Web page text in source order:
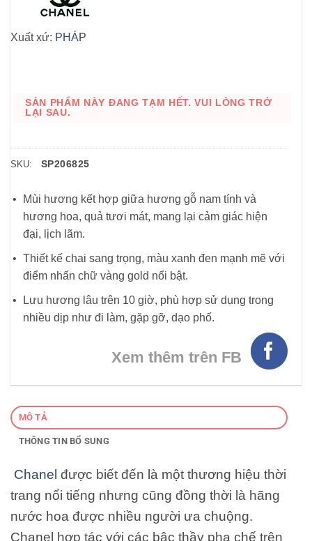
Xuất xứ: PHÁP
SẢN PHẨM NÀY ĐANG TẠM HẾT. VUI LÒNG TRỞ
LẠI SAU.
SKU: SP206825
Mùi hương kết hợp giữa hương gỗ nam tính và
hương hoa, quả tươi mát, mang lại cảm giác hiện
đại, lịch lãm.
Thiết kế chai sang trọng, màu xanh đen mạnh mẽ với
điểm nhấn chữ vàng gold nổi bật.
Lưu hương lâu trên 10 giờ, phù hợp sử dụng trong
nhiều dịp như đi làm, gặp gỡ, dạo phố.
Xem thêm trên FB
MÔ TẢ
THÔNG TIN BỔ SUNG
Chanel được biết đến là một thương hiệu thời
trang nổi tiếng nhưng cũng đồng thời là hãng
nước hoa được nhiều người ưa chuộng.
Chanel hợp tác với các bậc thầy pha chế trên